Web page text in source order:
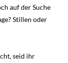
auf der Suche
Stillen oder
seid ihr